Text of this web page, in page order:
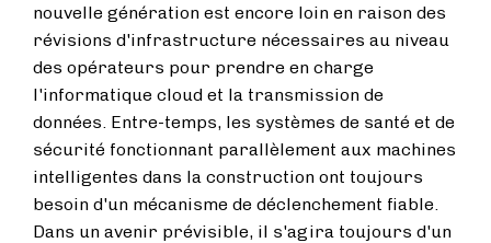
nouvelle génération est encore loin en raison des
révisions d'infrastructure nécessaires au niveau
des opérateurs pour prendre en charge
l'informatique cloud et la transmission de
données. Entre-temps, les systèmes de santé et de
sécurité fonctionnant parallèlement aux machines
intelligentes dans la construction ont toujours
besoin d'un mécanisme de déclenchement fiable.
Dans un avenir prévisible, il s'agira toujours d'un